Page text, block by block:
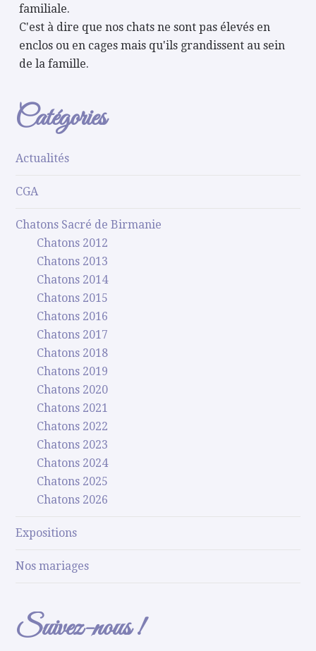
familiale.
C'est à dire que nos chats ne sont pas élevés en
enclos ou en cages mais qu'ils grandissent au sein
de la famille.
Catégories
Actualités
CGA
Chatons Sacré de Birmanie
Chatons 2012
Chatons 2013
Chatons 2014
Chatons 2015
Chatons 2016
Chatons 2017
Chatons 2018
Chatons 2019
Chatons 2020
Chatons 2021
Chatons 2022
Chatons 2023
Chatons 2024
Chatons 2025
Chatons 2026
Expositions
Nos mariages
Suivez-nous !